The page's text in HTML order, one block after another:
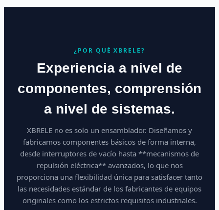
¿POR QUÉ XBRELE?
Experiencia a nivel de
componentes, comprensión
a nivel de sistemas.
XBRELE no es solo un ensamblador. Diseñamos y
fabricamos componentes básicos de forma interna,
desde interruptores de vacío hasta **mecanismos de
repulsión eléctrica** avanzados, lo que nos
proporciona una flexibilidad única para satisfacer tanto
las necesidades estándar de los fabricantes de equipos
originales como los estrictos requisitos industriales.